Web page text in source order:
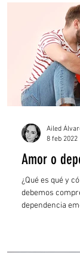
Amor o
¿Qué es qué y
debemos
dependencia
Ailed
8 feb 2022